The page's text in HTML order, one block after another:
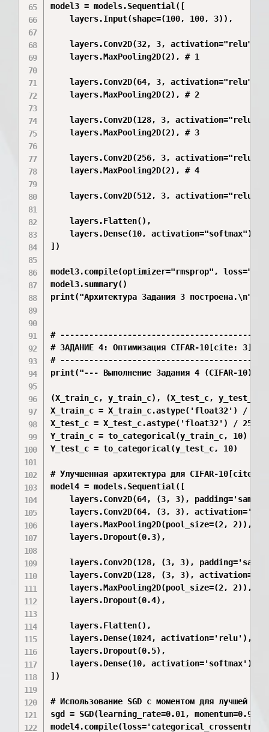
model3 = models.Sequential([
    layers.Input(shape=(100, 100, 3)),
    layers.Conv2D(32, 3, activation="relu"),
    layers.MaxPooling2D(2), # 1
    layers.Conv2D(64, 3, activation="relu"),
    layers.MaxPooling2D(2), # 2
    layers.Conv2D(128, 3, activation="relu"),
    layers.MaxPooling2D(2), # 3
    layers.Conv2D(256, 3, activation="relu"),
    layers.MaxPooling2D(2), # 4
layers.Conv2D(512, 3, activation="relu"),
    layers.Flatten(),
    layers.Dense(10, activation="softmax")
])
model3.compile(optimizer="rmsprop",
model3.summary()
print("Архитектура Задания 3 построена.\n")
#
# ЗАДАНИЕ 4: Оптимизация CIFAR-10[cite: 3]
#
print("--- Выполнение Задания 4 (CIFAR-10)
(X_train_c, y_train_c), (X_test_c, y_test_c)
X_train_c = X_train_c.astype('float32') / 255
X_test_c = X_test_c.astype('float32') / 255
Y_train_c = to_categorical(y_train_c, 10)
Y_test_c = to_categorical(y_test_c, 10)
# Улучшенная архитектура для CIFAR-10[cite:
model4 = models.Sequential([
layers.Conv2D(64, (3, 3),
layers.Conv2D(64, (3, 3),
    layers.MaxPooling2D(pool_size=(2, 2)),
    layers.Dropout(0.3),
layers.Conv2D(128, (3, 3),
layers.Conv2D(128, (3, 3),
    layers.MaxPooling2D(pool_size=(2, 2)),
    layers.Dropout(0.4),
    layers.Flatten(),
    layers.Dense(1024, activation='relu'),
    layers.Dropout(0.5),
    layers.Dense(10, activation='softmax')
])
# Использование SGD с моментом для лучшей
sgd = SGD(learning_rate=0.01, momentum=0.9,